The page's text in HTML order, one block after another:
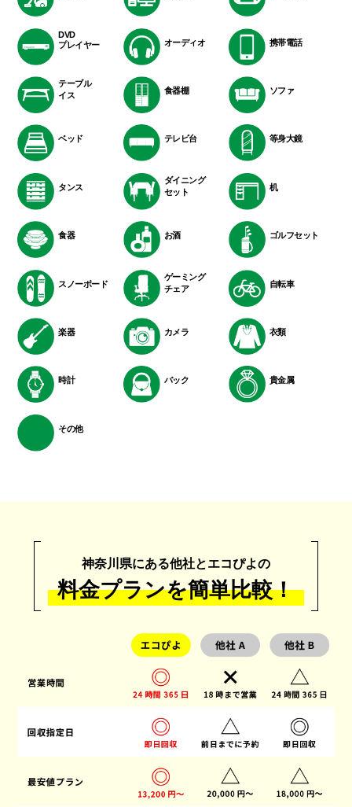
DVD
プレイヤー
オーディオ 携帯電話
テーブル
イス
食器棚 ソファ
ベッド テレビ台 等身大鏡
タンス
ダイニング
セット
机
食器 お酒 ゴルフセット
スノーボード
ゲーミング
チェア
自転車
楽器 カメラ 衣類
時計 バック 貴金属
その他
神奈川県にある他社とエコぴよの
料金プランを簡単比較！